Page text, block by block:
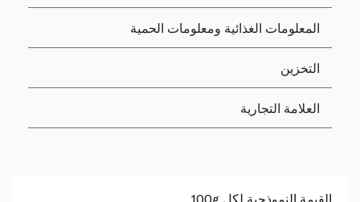
المعلومات الغذائية ومعلومات الحمية
التخزين
العلامة التجارية
القيمة النموذجية لكل 100g